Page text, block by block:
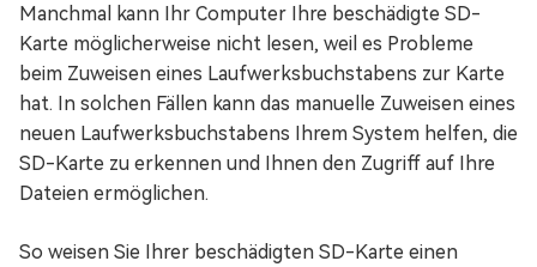
Manchmal kann Ihr Computer Ihre beschädigte SD-
Karte möglicherweise nicht lesen, weil es Probleme
beim Zuweisen eines Laufwerksbuchstabens zur Karte
hat. In solchen Fällen kann das manuelle Zuweisen eines
neuen Laufwerksbuchstabens Ihrem System helfen, die
SD-Karte zu erkennen und Ihnen den Zugriff auf Ihre
Dateien ermöglichen.
So weisen Sie Ihrer beschädigten SD-Karte einen